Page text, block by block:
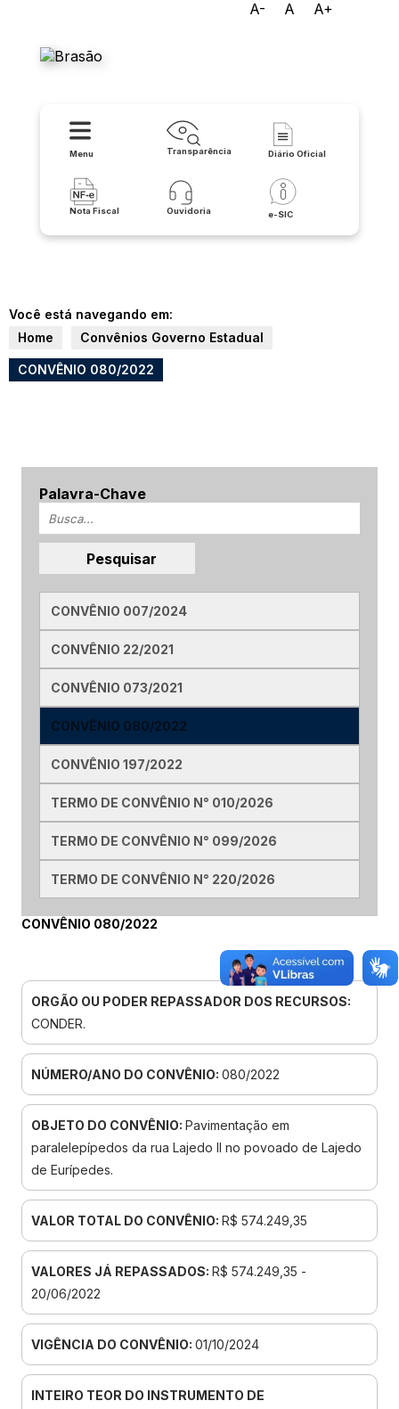
A- A A+
Menu Transparência Diário Oficial
Nota Fiscal Ouvidoria e-SIC
Você está navegando em:
Home
Convênios Governo Estadual
CONVÊNIO 080/2022
Palavra-Chave
CONVÊNIO 007/2024
CONVÊNIO 22/2021
CONVÊNIO 073/2021
CONVÊNIO 080/2022
CONVÊNIO 197/2022
TERMO DE CONVÊNIO N° 010/2026
TERMO DE CONVÊNIO N° 099/2026
TERMO DE CONVÊNIO N° 220/2026
CONVÊNIO 080/2022
ORGÃO OU PODER REPASSADOR DOS RECURSOS:
CONDER.
NÚMERO/ANO DO CONVÊNIO: 080/2022
OBJETO DO CONVÊNIO: Pavimentação em
paralelepípedos da rua Lajedo II no povoado de Lajedo
de Eurípedes.
VALOR TOTAL DO CONVÊNIO: R$ 574.249,35
VALORES JÁ REPASSADOS: R$ 574.249,35 -
20/06/2022
VIGÊNCIA DO CONVÊNIO: 01/10/2024
INTEIRO TEOR DO INSTRUMENTO DE